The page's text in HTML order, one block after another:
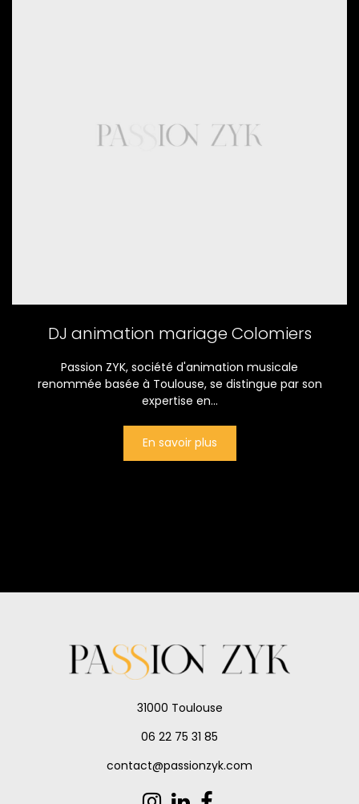
DJ animation mariage Colomiers
Passion ZYK, société d'animation musicale
renommée basée à Toulouse, se distingue par son
expertise en...
En savoir plus
31000 Toulouse
06 22 75 31 85
contact@passionzyk.com